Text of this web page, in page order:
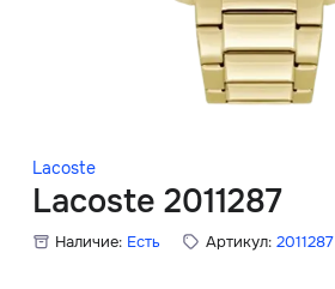
Lacoste
Lacoste 2011287
Наличие: Есть Артикул: 2011287
Женские часы
Скидки
Главная